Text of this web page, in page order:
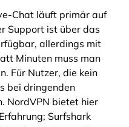
Chat läuft primär auf
Support ist über das
allerdings mit
Minuten muss man
Für Nutzer, die kein
bei dringenden
NordVPN bietet hier
Surfshark